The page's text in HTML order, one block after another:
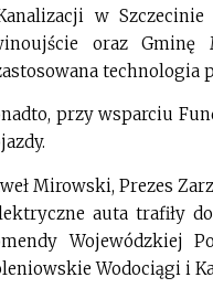
w Szczecinie
oraz Gminę
technologia
przy wsparciu
Mirowski, Prezes
auta trafiły
Wojewódzkiej
Wodociągi i